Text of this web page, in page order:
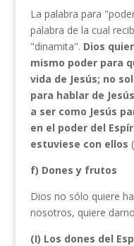
La palabra para
palabra de la cual
"dinamita". Dios
mismo poder para
vida de Jesús; no
para hablar de
a ser como Jesús
en el poder del
estuviese con ellos
f) Dones y frutos
Dios no sólo quiere
nosotros, quiere
(I) Los dones del